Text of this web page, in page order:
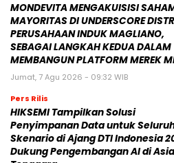
MONDEVITA MENGAKUISISI
MAYORITAS DI UNDERSCORE
PERUSAHAAN INDUK MAGLIANO,
SEBAGAI LANGKAH KEDUA DALAM
MEMBANGUN PLATFORM MEREK
Jumat, 7 Agu 2026 - 09:32 WIB
Pers Rilis
HIKSEMI Tampilkan Solusi
Penyimpanan Data untuk
Skenario di Ajang DTI Indonesia
Dukung Pengembangan AI di Asia